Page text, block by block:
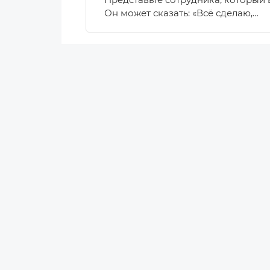
Он может сказать: «Всё сделаю,…